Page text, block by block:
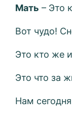
Мать – Это
Вот чудо!
Это кто же
Это что за
Нам